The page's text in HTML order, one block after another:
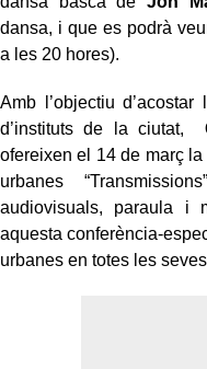
dansa, i que es podrà
a les 20 hores).
Amb l’objectiu
d’instituts de la ciutat,
ofereixen el 14 de març
urbanes
audiovisuals, paraula i
aquesta conferència-
urbanes en totes les